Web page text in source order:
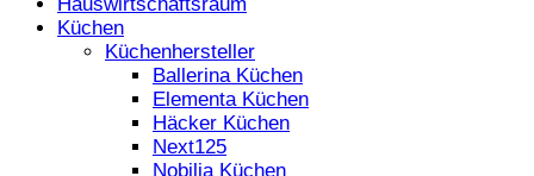
Küchen
Küchenhersteller
Ballerina Küchen
Elementa Küchen
Häcker Küchen
Next125
Nobilia Küchen